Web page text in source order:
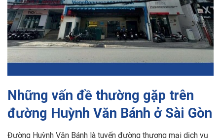
Những vấn đề thường gặp trên
đường Huỳnh Văn Bánh ở Sài Gòn
Đường Huỳnh Văn Bánh là tuyến đường thương mại dịch vụ